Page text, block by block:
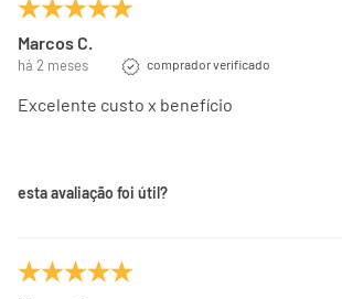
Marcos C.
há 2 meses comprador verificado
Excelente custo x benefício
esta avaliação foi útil?